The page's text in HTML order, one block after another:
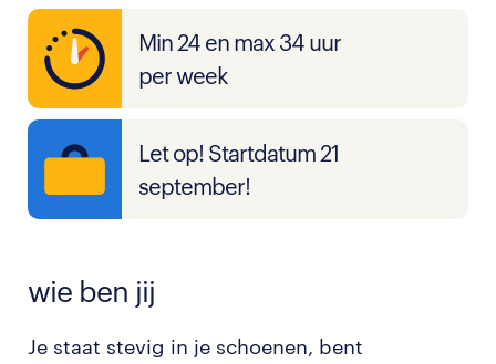
Min 24 en max 34 uur
per week
Let op! Startdatum 21
september!
wie ben jij
Je staat stevig in je schoenen, bent